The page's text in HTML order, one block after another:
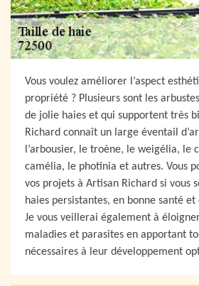
Vous voulez améliorer l’aspect
propriété ? Plusieurs sont les
de jolie haies et qui supportent très
Richard connaît un large éventail
l’arbousier, le troène, le weigélia, le
camélia, le photinia et autres. Vous
vos projets à Artisan Richard si vous
haies persistantes, en bonne santé
Je vous veillerai également à
maladies et parasites en apportant
nécessaires à leur développement